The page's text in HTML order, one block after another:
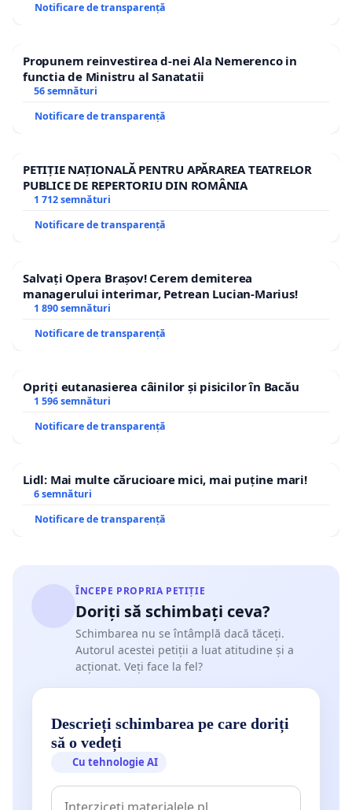
Notificare de transparență
Propunem reinvestirea d-nei Ala Nemerenco in
functia de Ministru al Sanatatii
56 semnături
Notificare de transparență
PETIȚIE NAȚIONALĂ PENTRU APĂRAREA TEATRELOR
PUBLICE DE REPERTORIU DIN ROMÂNIA
1 712 semnături
Notificare de transparență
Salvați Opera Brașov! Cerem demiterea
managerului interimar, Petrean Lucian-Marius!
1 890 semnături
Notificare de transparență
Opriți eutanasierea câinilor și pisicilor în Bacău
1 596 semnături
Notificare de transparență
Lidl: Mai multe cărucioare mici, mai puține mari!
6 semnături
Notificare de transparență
ÎNCEPE PROPRIA PETIȚIE
Doriți să schimbați ceva?
Schimbarea nu se întâmplă dacă tăceți.
Autorul acestei petiții a luat atitudine și a
acționat. Veți face la fel?
Descrieți schimbarea pe care doriți
să o vedeți
Cu tehnologie AI